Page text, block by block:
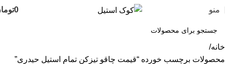
منو 0
خانه
محصولات برچسب خورده “قیمت چاقو تیزکن تمام استیل حیدری”